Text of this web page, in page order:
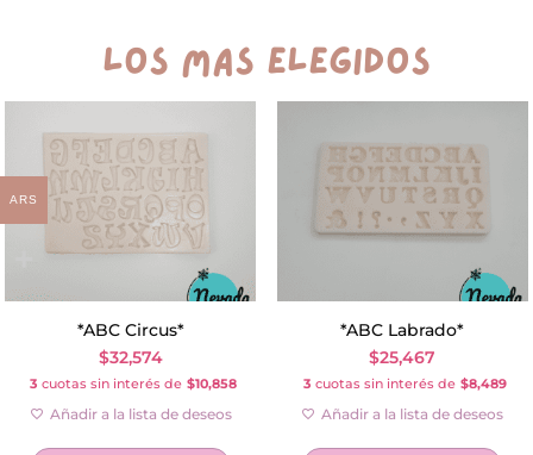
los más elegidos
*ABC Circus*
$32,574
3 cuotas sin interés de $10,858
Añadir a la lista de deseos
*ABC Labrado*
$25,467
3 cuotas sin interés de $8,489
Añadir a la lista de deseos
ARS